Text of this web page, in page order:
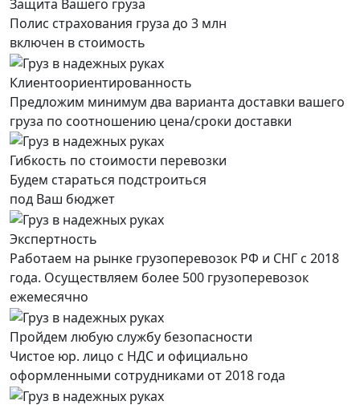
Защита Вашего груза
Полис страхования груза до 3 млн
включен в стоимость
Клиентоориентированность
Предложим минимум два варианта доставки вашего
груза по соотношению цена/сроки доставки
Гибкость по стоимости перевозки
Будем стараться подстроиться
под Ваш бюджет
Экспертность
Работаем на рынке грузоперевозок РФ и СНГ с 2018
года. Осуществляем более 500 грузоперевозок
ежемесячно
Пройдем любую службу безопасности
Чистое юр. лицо с НДС и официально
оформленными сотрудниками от 2018 года